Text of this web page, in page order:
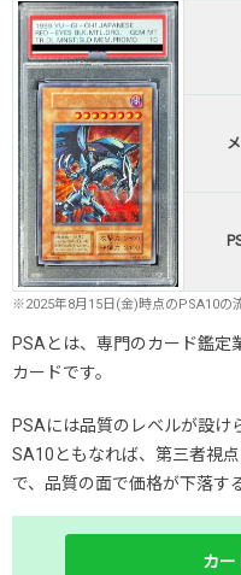
※2025年8月15日(金)時点のPSA10の
PSAとは、専門のカード鑑定
カードです。
PSAには品質のレベルが設け
SA10ともなれば、第三者視
で、品質の面で価格が下落す
カー